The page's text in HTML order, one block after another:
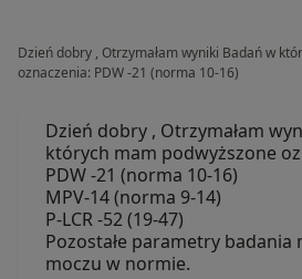
Dzień dobry , Otrzymałam wyniki Badań w
oznaczenia: PDW -21 (norma 10-16)
Dzień dobry , Otrzymałam
których mam podwyższone
PDW -21 (norma 10-16)
MPV-14 (norma 9-14)
P-LCR -52 (19-47)
Pozostałe parametry
moczu w normie.